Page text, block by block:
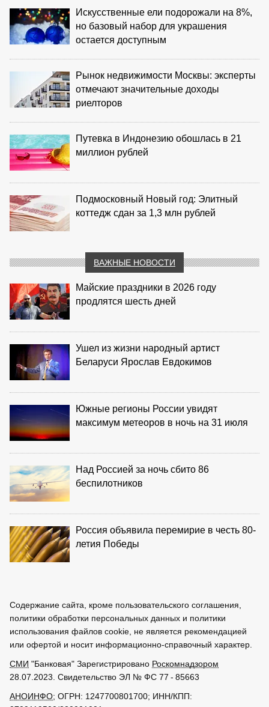
Искусственные ели подорожали на 8%,
но базовый набор для украшения
остается доступным
Рынок недвижимости Москвы: эксперты
отмечают значительные доходы
риелторов
Путевка в Индонезию обошлась в 21
миллион рублей
Подмосковный Новый год: Элитный
коттедж сдан за 1,3 млн рублей
ВАЖНЫЕ НОВОСТИ
Майские праздники в 2026 году
продлятся шесть дней
Ушел из жизни народный артист
Беларуси Ярослав Евдокимов
Южные регионы России увидят
максимум метеоров в ночь на 31 июля
Над Россией за ночь сбито 86
беспилотников
Россия объявила перемирие в честь 80-
летия Победы
Содержание сайта, кроме пользовательского соглашения,
политики обработки персональных данных и политики
использования файлов cookie, не является рекомендацией
или офертой и носит информационно-справочный характер.
СМИ "Банковая" Зарегистрировано Роскомнадзором
28.07.2023. Свидетельство ЭЛ № ФС 77 - 85663
АНОИНФО; ОГРН: 1247700801700; ИНН/КПП: